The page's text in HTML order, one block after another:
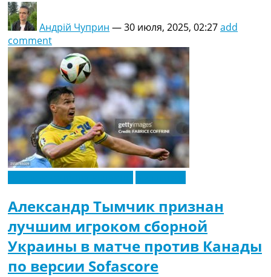
Андрій Чуприн —30 июля, 2025, 02:27add
comment
Александр Тымчик признан
лучшим игроком сборной
Украины в матче против Канады
по версии Sofascore